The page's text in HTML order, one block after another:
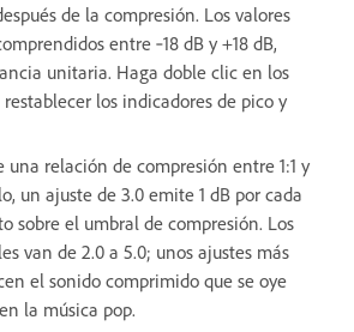
de la compresión. Los valores
entre ‑18 dB y +18 dB,
unitaria. Haga doble clic en los
los indicadores de pico y
una relación de compresión entre 1:1 y
un ajuste de 3.0 emite 1 dB por cada
sobre el umbral de compresión. Los
van de 2.0 a 5.0; unos ajustes más
el sonido comprimido que se oye
la música pop.